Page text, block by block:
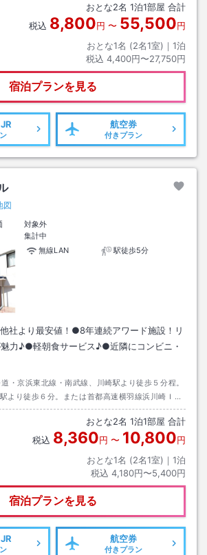
おとな2名 1泊1部屋 合計
税込 8,800円 〜 55,500円
おとな1名 (2名1室)｜ 1泊
税込 4,400円〜27,750円
宿泊プランを見る
航空券
付きプラン
図
対象外
集計中
無線LAN
駅徒歩5分
社より最安値！●8年連続アワード施設！リ
力♪●軽朝食サービス♪●近隣にコンビニ・
道・京浜東北線・南武線、川崎駅より徒歩５分程。
より徒歩６分。または首都高速横羽線浜川崎ＩＣ
いては近隣駐車場のご利用となります。お問い合
おとな2名 1泊1部屋 合計
税込 8,360円 〜 10,800円
おとな1名 (2名1室)｜ 1泊
税込 4,180円〜5,400円
宿泊プランを見る
航空券
付きプラン